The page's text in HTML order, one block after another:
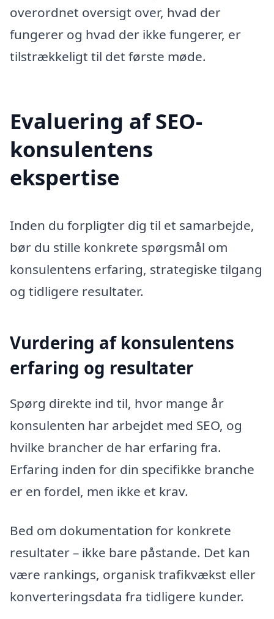
overordnet oversigt over, hvad der
fungerer og hvad der ikke fungerer, er
tilstrækkeligt til det første møde.
Evaluering af SEO-
konsulentens
ekspertise
Inden du forpligter dig til et samarbejde,
bør du stille konkrete spørgsmål om
konsulentens erfaring, strategiske tilgang
og tidligere resultater.
Vurdering af konsulentens
erfaring og resultater
Spørg direkte ind til, hvor mange år
konsulenten har arbejdet med SEO, og
hvilke brancher de har erfaring fra.
Erfaring inden for din specifikke branche
er en fordel, men ikke et krav.
Bed om dokumentation for konkrete
resultater – ikke bare påstande. Det kan
være rankings, organisk trafikvækst eller
konverteringsdata fra tidligere kunder.